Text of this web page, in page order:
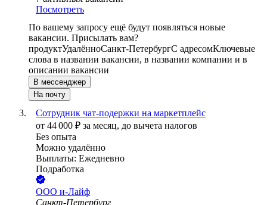
Посмотреть
По вашему запросу ещё будут появляться новые
вакансии. Присылать вам?
продуктУдалённоСанкт-ПетербургС адресомКлючевые
слова в названии вакансии, в названии компании и в
описании вакансии
В мессенджер
На почту
Сотрудник чат-подержки на маркетплейс
от 44 000 ₽ за месяц, до вычета налогов
Без опыта
Можно удалённо
Выплаты: Ежедневно
Подработка
ООО и-Лайф
Санкт-Петербург